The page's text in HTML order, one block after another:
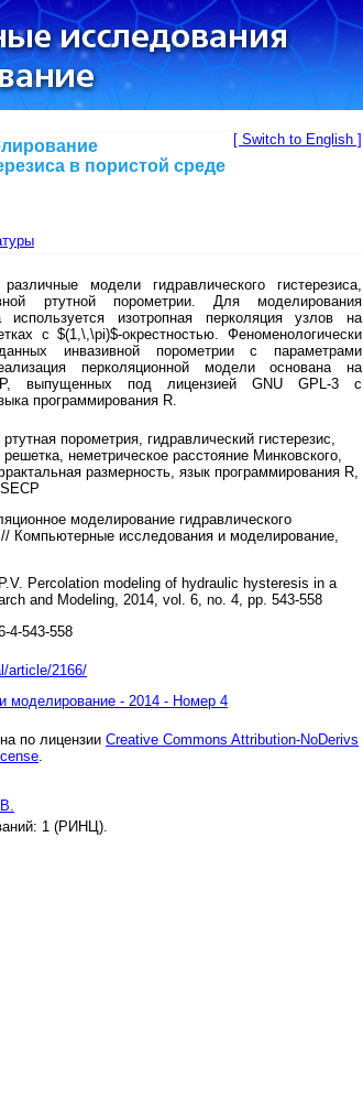
[ Switch to English ]
в пористой среде
модели гидравлического гистерезиса,
ртутной порометрии. Для моделирования
используется изотропная перколяция узлов на
с $(1,\,\pi)$-окрестностью. Феноменологически
инвазивной порометрии с параметрами
перколяционной модели основана на
выпущенных под лицензией GNU GPL-3 с
программирования R.
порометрия, гидравлический гистерезис,
неметрическое расстояние Минковского,
размерность, язык программирования R,
моделирование гидравлического
// Компьютерные исследования и моделирование,
Percolation modeling of hydraulic hysteresis in a
and Modeling, 2014, vol. 6, no. 4, pp. 543-558
4-543-558
article/2166/
моделирование - 2014 - Номер 4
по лицензии Creative Commons Attribution-NoDerivs
1 (РИНЦ).